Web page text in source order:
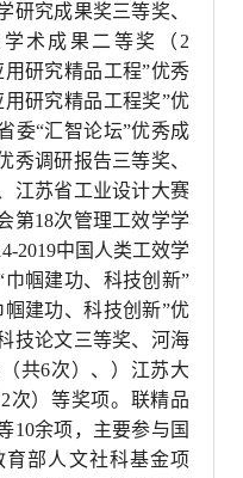
研究成果奖三等奖、
术成果二等奖（2
研究精品工程”优秀
研究精品工程奖”优
委“汇智论坛”优秀成
秀调研报告三等奖、
江苏省工业设计大赛
第18次管理工效学学
2019中国人类工效学
帼建功、科技创新”
建功、科技创新”优
技论文三等奖、河海
共6次）、）江苏大
次）等奖项。联精品
10余项，主要参与国
部人文社科基金项